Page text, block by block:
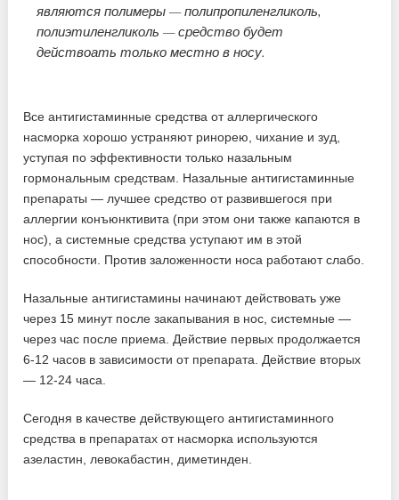
являются полимеры — полипропиленгликоль,
полиэтиленгликоль — средство будет
действоать только местно в носу.
Все антигистаминные средства от аллергического
насморка хорошо устраняют ринорею, чихание и зуд,
уступая по эффективности только назальным
гормональным средствам. Назальные антигистаминные
препараты — лучшее средство от развившегося при
аллергии конъюнктивита (при этом они также капаются в
нос), а системные средства уступают им в этой
способности. Против заложенности носа работают слабо.
Назальные антигистамины начинают действовать уже
через 15 минут после закапывания в нос, системные —
через час после приема. Действие первых продолжается
6-12 часов в зависимости от препарата. Действие вторых
— 12-24 часа.
Сегодня в качестве действующего антигистаминного
средства в препаратах от насморка используются
азеластин, левокабастин, диметинден.